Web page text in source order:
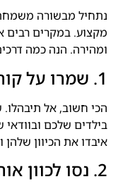
נתחיל מבשורה
מקצוע. במקרים
ומהירה. הנה כמה
1. שמרו על קור רוח
הכי חשוב, אל
בילדים שלכם
איבדו את הכיוון
2. נסו לכוון אותן החוצה